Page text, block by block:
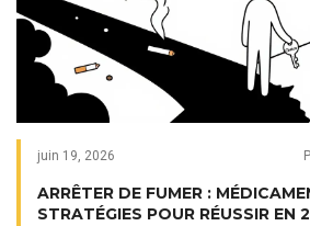
juin 19, 2026
ARRÊTER DE FUMER :
STRATÉGIES POUR RÉUSSIR EN